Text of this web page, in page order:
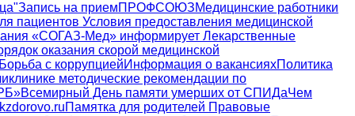
Запись на приемПРОФСОЮЗМедицинские работники
пациентов Условия предоставления медицинской
«СОГАЗ-Мед» информирует Лекарственные
оказания скорой медицинской
Борьба с коррупциейИнформация о вакансияхПолитика
методические рекомендации по
Всемирный День памяти умерших от СПИДаЧем
Памятка для родителей Правовые